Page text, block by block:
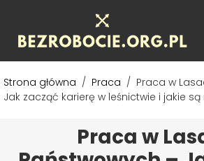
Strona główna / Praca / Praca w
Jak zacząć karierę w leśnictwie i jakie
Praca w